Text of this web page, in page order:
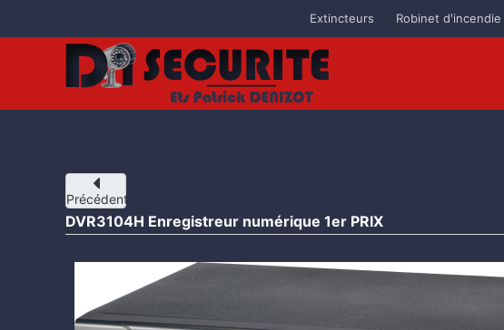
Accéder au contenu principal
Extincteurs Robinet d'incendie
Précédent
DVR3104H Enregistreur numérique 1er PRIX